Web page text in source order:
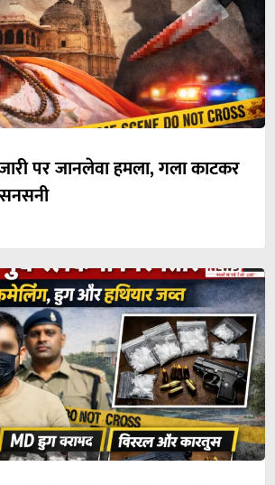
पर जानलेवा हमला, गला काटकर